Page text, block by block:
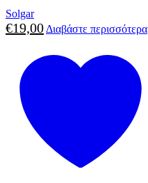
Solgar
€19,00 Διαβάστε περισσότερα